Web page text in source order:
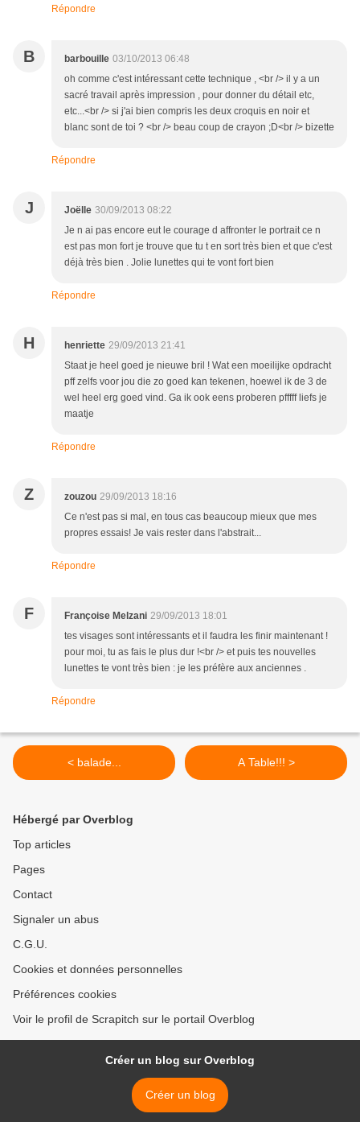
Répondre
B barbouille 03/10/2013 06:48
oh comme c'est intéressant cette technique , <br /> il y a un
sacré travail après impression , pour donner du détail etc,
etc...<br /> si j'ai bien compris les deux croquis en noir et
blanc sont de toi ? <br /> beau coup de crayon ;D<br /> bizette
Répondre
J Joëlle 30/09/2013 08:22
Je n ai pas encore eut le courage d affronter le portrait ce n
est pas mon fort je trouve que tu t en sort très bien et que c'est
déjà très bien . Jolie lunettes qui te vont fort bien
Répondre
H henriette 29/09/2013 21:41
Staat je heel goed je nieuwe bril ! Wat een moeilijke opdracht
pff zelfs voor jou die zo goed kan tekenen, hoewel ik de 3 de
wel heel erg goed vind. Ga ik ook eens proberen pfffff liefs je
maatje
Répondre
Z zouzou 29/09/2013 18:16
Ce n'est pas si mal, en tous cas beaucoup mieux que mes
propres essais! Je vais rester dans l'abstrait...
Répondre
F Françoise Melzani 29/09/2013 18:01
tes visages sont intéressants et il faudra les finir maintenant !
pour moi, tu as fais le plus dur !<br /> et puis tes nouvelles
lunettes te vont très bien : je les préfère aux anciennes .
Répondre
< balade... A Table!!! >
Hébergé par Overblog
Top articles
Pages
Contact
Signaler un abus
C.G.U.
Cookies et données personnelles
Préférences cookies
Voir le profil de Scrapitch sur le portail Overblog
Créer un blog sur Overblog
Créer un blog